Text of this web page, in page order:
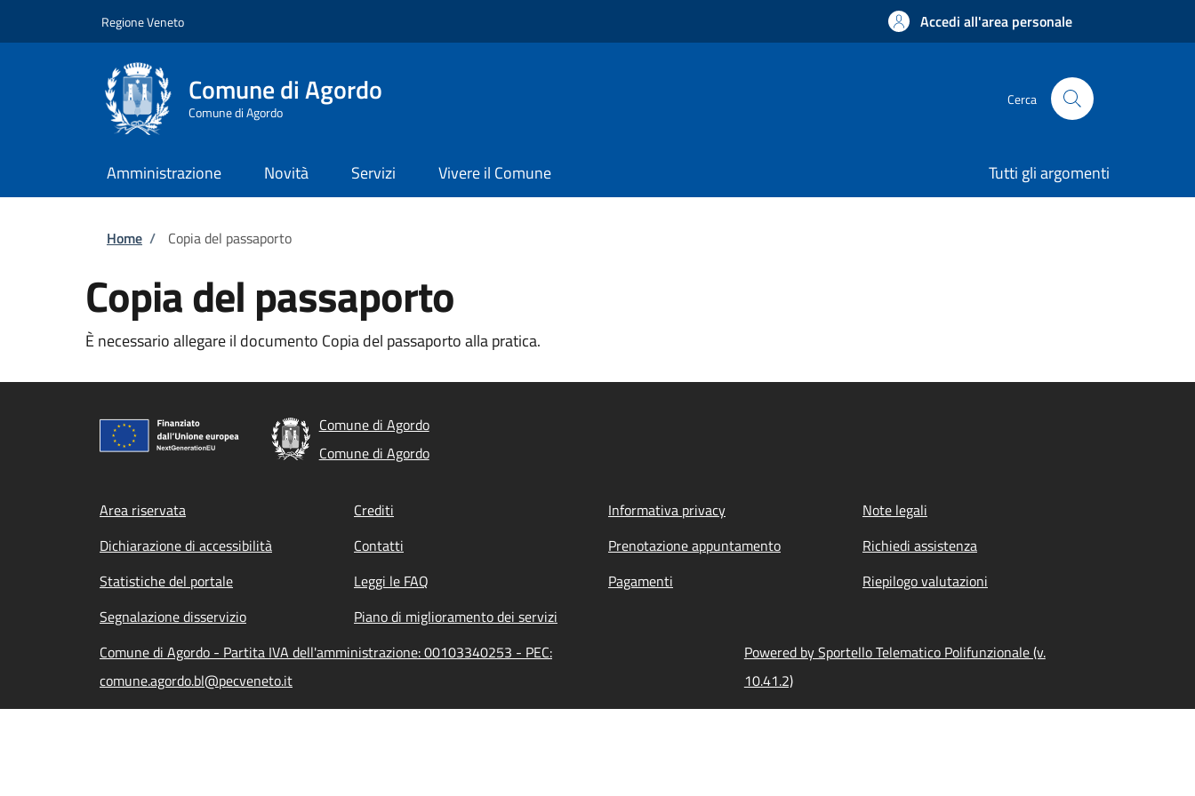
Regione Veneto Accedi all'area personale
Comune di Agordo
Comune di Agordo
Cerca
Amministrazione Novità Servizi Vivere il Comune Tutti gli argomenti
Briciole di pane
Home / Copia del passaporto
Copia del passaporto
È necessario allegare il documento Copia del passaporto alla pratica.
Comune di Agordo
Comune di Agordo
Footer menu
Area riservata Crediti Informativa privacy
Note legali
Dichiarazione di accessibilità
Contatti Prenotazione appuntamento
Richiedi assistenza
Statistiche del portale
Leggi le FAQ Pagamenti
Riepilogo valutazioni
Segnalazione disservizio
Piano di miglioramento dei servizi
Comune di Agordo - Partita IVA dell'amministrazione: 00103340253 - PEC:
comune.agordo.bl@pecveneto.it
Powered by Sportello Telematico Polifunzionale (v.
10.41.2)